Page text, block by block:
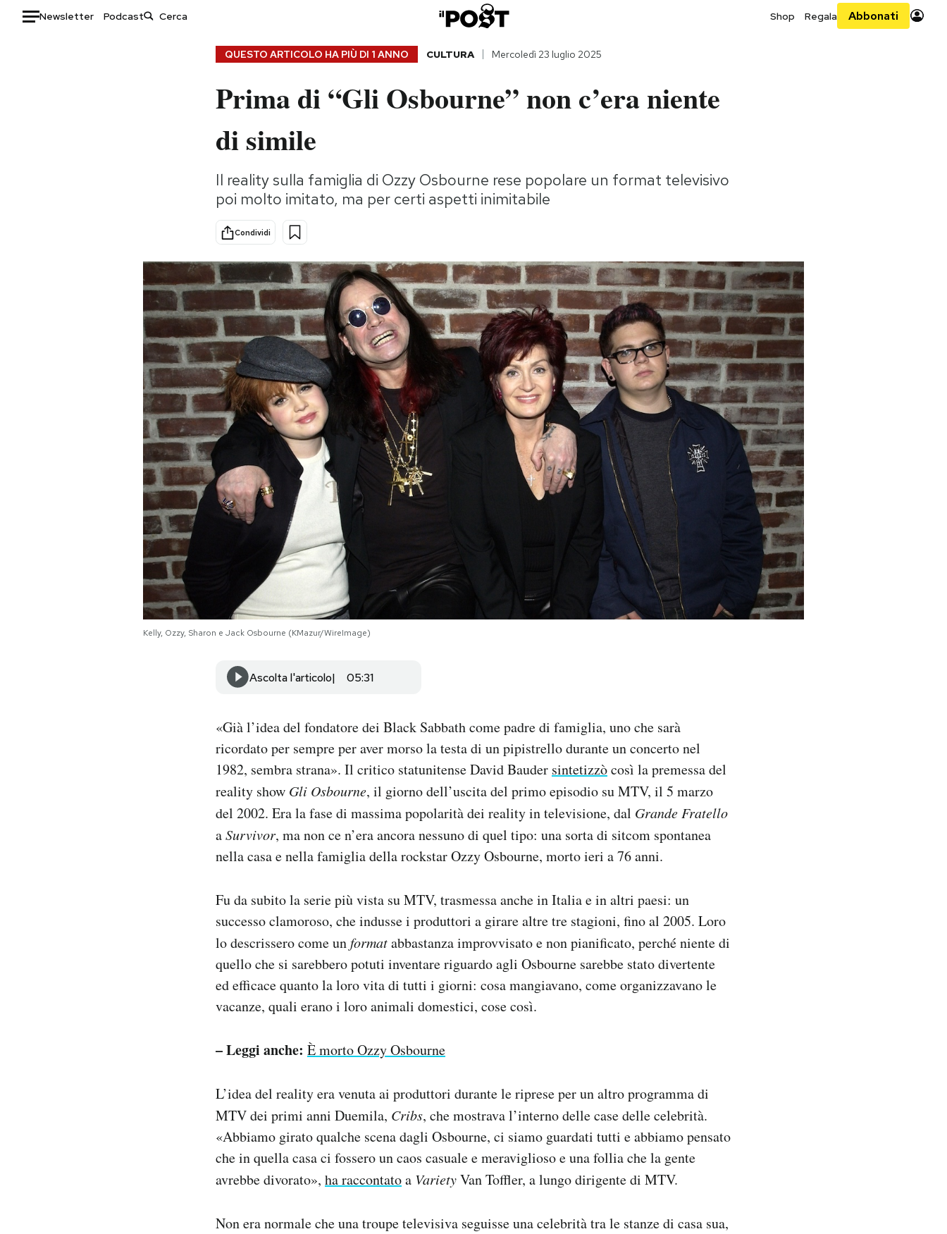
Newsletter Podcast Shop Regala Abbonati
Ok Boomer!
Altrecose
Mondiali calcio 2026
QUESTO ARTICOLO HA PIÙ DI 1 ANNO CULTURA Mercoledì 23 luglio 2025
Prima di “Gli Osbourne” non c’era niente
di simile
Il reality sulla famiglia di Ozzy Osbourne rese popolare un format televisivo
poi molto imitato, ma per certi aspetti inimitabile
Condividi
Kelly, Ozzy, Sharon e Jack Osbourne (KMazur/WireImage)
Ascolta l'articolo 05:31
«Già l’idea del fondatore dei Black Sabbath come padre di famiglia, uno che sarà
ricordato per sempre per aver morso la testa di un pipistrello durante un concerto nel
1982, sembra strana». Il critico statunitense David Bauder sintetizzòcosì la premessa del
reality show Gli Osbourne, il giorno dell’uscita del primo episodio su MTV, il 5 marzo
del 2002. Era la fase di massima popolarità dei reality in televisione, dal Grande Fratello
aSurvivor, ma non ce n’era ancora nessuno di quel tipo: una sorta di sitcom spontanea
nella casa e nella famiglia della rockstar Ozzy Osbourne, morto ieri a 76 anni.
Fu da subito la serie più vista su MTV, trasmessa anche in Italia e in altri paesi: un
successo clamoroso, che indusse i produttori a girare altre tre stagioni, fino al 2005. Loro
lo descrissero come unformatabbastanza improvvisato e non pianificato, perché niente di
quello che si sarebbero potuti inventare riguardo agli Osbourne sarebbe stato divertente
ed efficace quanto la loro vita di tutti i giorni: cosa mangiavano, come organizzavano le
vacanze, quali erano i loro animali domestici, cose così.
– Leggi anche: È morto Ozzy Osbourne
L’idea del reality era venuta ai produttori durante le riprese per un altro programma di
MTV dei primi anni Duemila, Cribs, che mostrava l’interno delle case delle celebrità.
«Abbiamo girato qualche scena dagli Osbourne, ci siamo guardati tutti e abbiamo pensato
che in quella casa ci fossero un caos casuale e meraviglioso e una follia che la gente
avrebbe divorato», ha raccontatoa VarietyVan Toffler, a lungo dirigente di MTV.
Non era normale che una troupe televisiva seguisse una celebrità tra le stanze di casa sua,